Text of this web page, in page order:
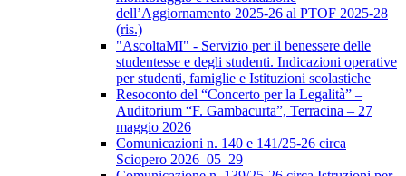
dell’Aggiornamento 2025-26 al PTOF 2025-28
(ris.)
"AscoltaMI" - Servizio per il benessere delle
studentesse e degli studenti. Indicazioni operative
per studenti, famiglie e Istituzioni scolastiche
Resoconto del “Concerto per la Legalità” –
Auditorium “F. Gambacurta”, Terracina – 27
maggio 2026
Comunicazioni n. 140 e 141/25-26 circa
Sciopero 2026_05_29